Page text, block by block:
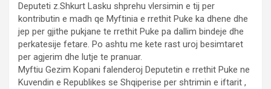
Deputeti z.Shkurt Lasku shprehu vlersimin e tij per
kontributin e madh qe Myftinia e rrethit Puke ka dhene dhe
jep per gjithe pukjane te rrethit Puke pa dallim bindeje dhe
perkatesije fetare. Po ashtu me kete rast uroj besimtaret
per agjerim dhe lutje te pranuar.
Myftiu Gezim Kopani falenderoj Deputetin e rrethit Puke ne
Kuvendin e Republikes se Shqiperise per shtrimin e iftarit ,